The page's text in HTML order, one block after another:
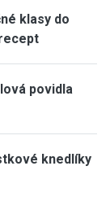
klasy do
povidla
knedlíky